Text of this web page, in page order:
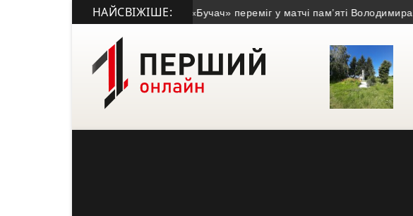
НАЙСВІЖІШЕ:• ФК «Бучач» переміг у матчі пам’яті Володимира Дроня